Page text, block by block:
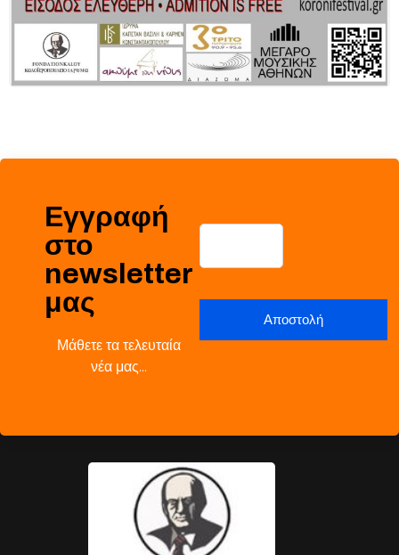
Εγγραφή
στο
newsletter
μας
Μάθετε τα τελευταία
νέα μας…